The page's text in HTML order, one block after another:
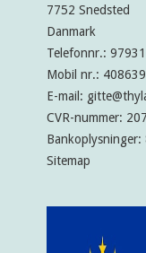
7752 Snedsted
Danmark
Telefonnr.:
Mobil nr.:
E-mail :
CVR-nummer:
Bankoplysninger:
Sitemap